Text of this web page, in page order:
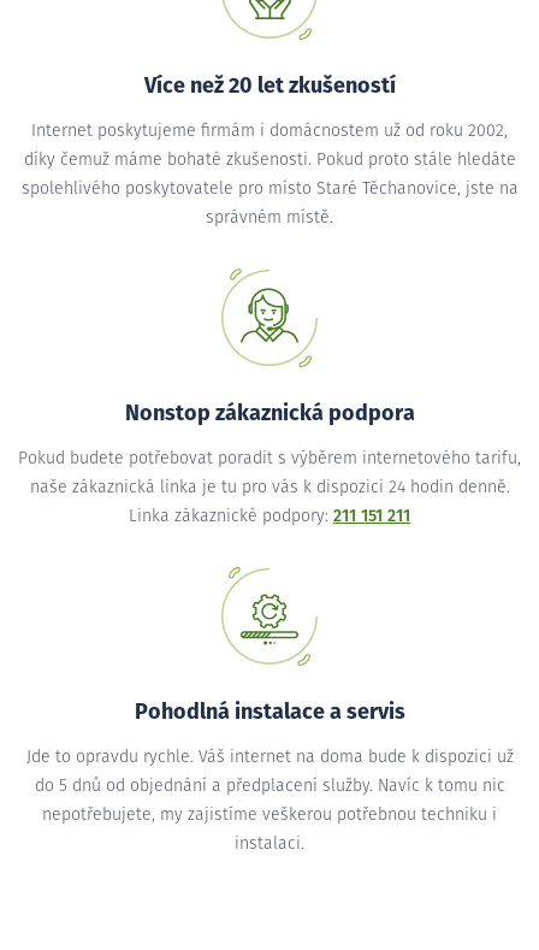
Více než 20 let zkušeností
Internet poskytujeme firmám i domácnostem už od roku 2002,
díky čemuž máme bohaté zkušenosti. Pokud proto stále hledáte
spolehlivého poskytovatele pro místo Staré Těchanovice, jste na
správném místě.
Nonstop zákaznická podpora
Pokud budete potřebovat poradit s výběrem internetového tarifu,
naše zákaznická linka je tu pro vás k dispozici 24 hodin denně.
Linka zákaznické podpory: 211 151 211
Pohodlná instalace a servis
Jde to opravdu rychle. Váš internet na doma bude k dispozici už
do 5 dnů od objednání a předplacení služby. Navíc k tomu nic
nepotřebujete, my zajistíme veškerou potřebnou techniku i
instalaci.